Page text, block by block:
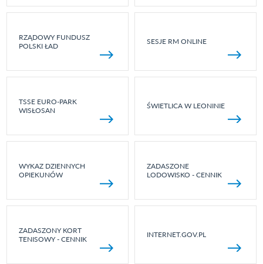
RZĄDOWY FUNDUSZ
POLSKI ŁAD
SESJE RM ONLINE
TSSE EURO-PARK
WISŁOSAN
ŚWIETLICA W LEONINIE
WYKAZ DZIENNYCH
OPIEKUNÓW
ZADASZONE
LODOWISKO - CENNIK
ZADASZONY KORT
TENISOWY - CENNIK
INTERNET.GOV.PL